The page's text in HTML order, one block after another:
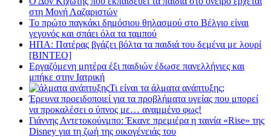
στη Μονή Λαζαριστών
Το πρώτο παγκάκι δημόσιου θηλασμού στο Βέλγιο είναι
γεγονός και σπάει όλα τα ταμπού
ΗΠΑ: Πατέρας βγάζει βόλτα τα παιδιά του δεμένα με λουρί
[BINTEO]
Εργαζόμενη μητέρα έξι παιδιών έδωσε πανελλήνιες και
μπήκε στην Ιατρική
Τι είναι τα άλματα ανάπτυξης;
Έρευνα προειδοποιεί για τα προβλήματα υγείας που μπορεί
να προκαλέσει ο ύπνος με… αναμμένο φως!
Γιάννης Αντετοκούνμπο: Έκανε πρεμιέρα η ταινία «Rise» της
Disney για τη ζωή της οικογένειάς του